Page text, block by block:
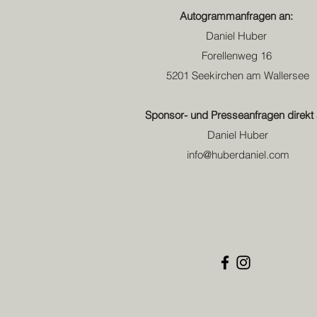
Autogrammanfragen an:
Daniel Huber
Forellenweg 16
5201 Seekirchen am Wallersee
Sponsor- und Presseanfragen direkt
Daniel Huber
info@huberdaniel.com